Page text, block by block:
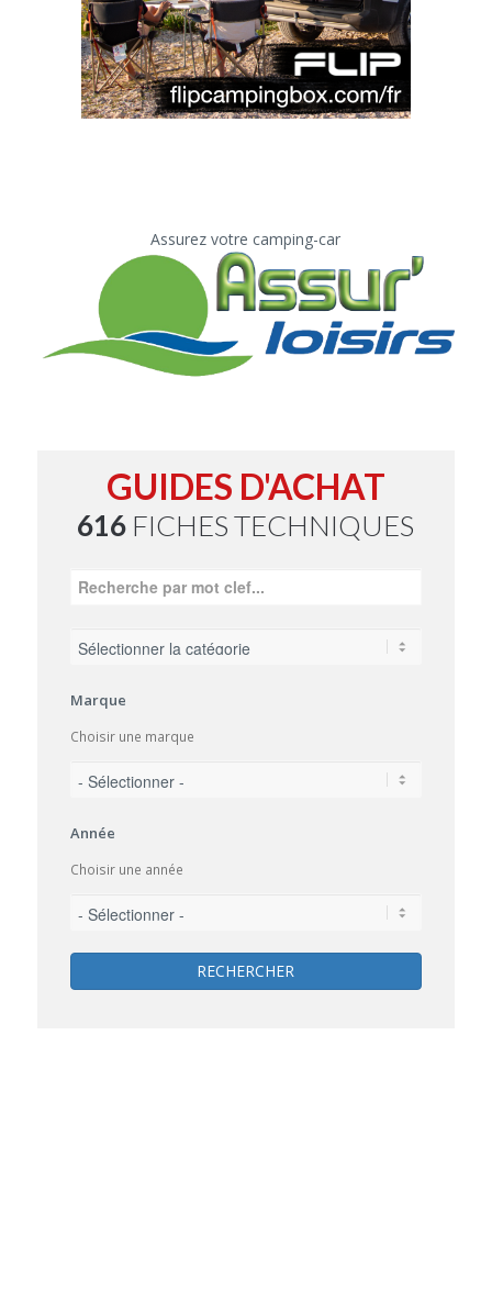
Assurez votre camping-car
GUIDES D'ACHAT
616 FICHES TECHNIQUES
Marque
Choisir une marque
Année
Choisir une année
RECHERCHER